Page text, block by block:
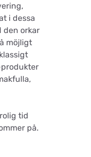
i dessa
den orkar
möjligt
produkter
tid
på.